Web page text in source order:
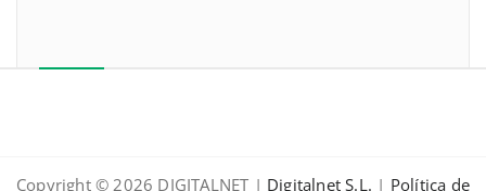
Copyright © 2026 DIGITALNET | Digitalnet S.L. | Política de